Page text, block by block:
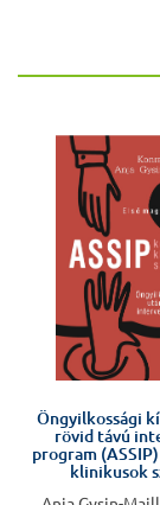
Öngyilkossági
rövid távú
program
klinikusok